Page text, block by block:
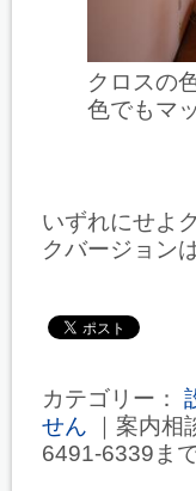
クロスの
色でもマ
いずれにせよ
クバージョン
カテゴリー：
せん ｜案内相
6491-6339ま